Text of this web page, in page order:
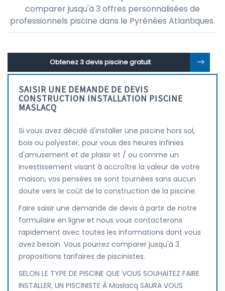
comparer jusqu'à 3 offres personnalisées de
professionnels piscine dans le Pyrénées Atlantiques.
Obtenez 3 devis piscine gratuit
SAISIR UNE DEMANDE DE DEVIS
CONSTRUCTION INSTALLATION PISCINE
MASLACQ
Si vous avez décidé d'installer une piscine hors sol,
bois ou polyester, pour vous des heures infinies
d'amusement et de plaisir et / ou comme un
investissement visant à accroître la valeur de votre
maison, vos pensées se sont tournées sans aucun
doute vers le coût de la construction de la piscine.
Faire saisir une demande de devis à partir de notre
formulaire en ligne et nous vous contacterons
rapidement avec toutes les informations dont vous
avez besoin. Vous pourrez comparer jusqu'à 3
propositions tarifaires de piscinistes.
SELON LE TYPE DE PISCINE QUE VOUS SOUHAITEZ FAIRE
INSTALLER, UN PISCINISTE À Maslacq SAURA VOUS